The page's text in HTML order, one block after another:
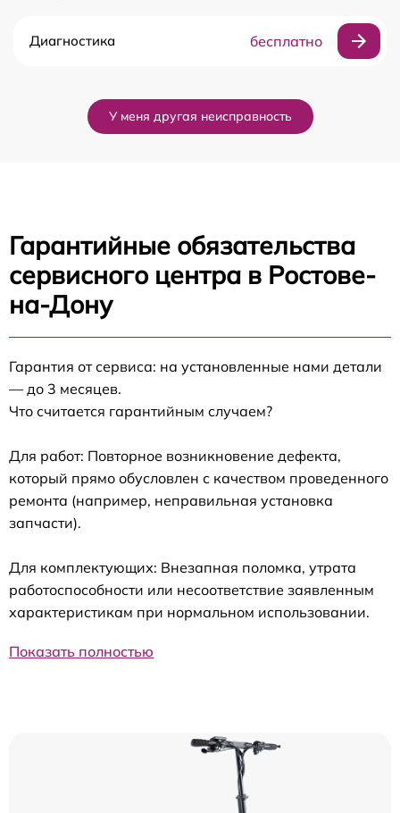
Диагностика бесплатно
У меня другая неисправность
Гарантийные обязательства
сервисного центра в Ростове-
на-Дону
Гарантия от сервиса: на установленные нами детали
— до 3 месяцев.
Что считается гарантийным случаем?
Для работ: Повторное возникновение дефекта,
который прямо обусловлен с качеством проведенного
ремонта (например, неправильная установка
запчасти).
Для комплектующих: Внезапная поломка, утрата
работоспособности или несоответствие заявленным
характеристикам при нормальном использовании.
Показать полностью